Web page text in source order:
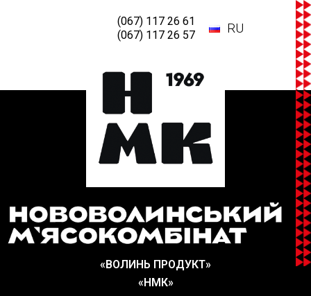
(067) 117 26 61
(067) 117 26 57
RU
«ВОЛИНЬ ПРОДУКТ»
«НМК»